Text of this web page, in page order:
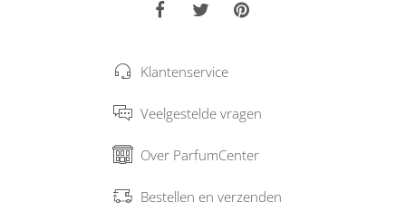
Klantenservice
Veelgestelde vragen
Over ParfumCenter
Bestellen en verzenden